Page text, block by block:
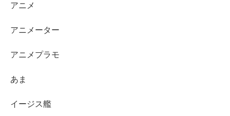
アニメ
アニメーター
アニメプラモ
あま
イージス艦